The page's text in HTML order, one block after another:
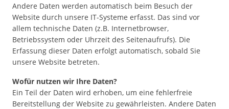
Andere Daten werden automatisch beim Besuch der
Website durch unsere IT-Systeme erfasst. Das sind vor
allem technische Daten (z.B. Internetbrowser,
Betriebssystem oder Uhrzeit des Seitenaufrufs). Die
Erfassung dieser Daten erfolgt automatisch, sobald Sie
unsere Website betreten.
Wofür nutzen wir Ihre Daten?
Ein Teil der Daten wird erhoben, um eine fehlerfreie
Bereitstellung der Website zu gewährleisten. Andere Daten